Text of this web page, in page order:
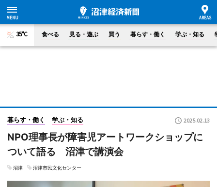
35°C 食べる 見る・遊ぶ 買う 暮らす・働く 学ぶ・知る
暮らす・働く 学ぶ・知る 2025.02.13
NPO理事長が障害児アートワークショップに
ついて語る 沼津で講演会
沼津 沼津市民文化センター